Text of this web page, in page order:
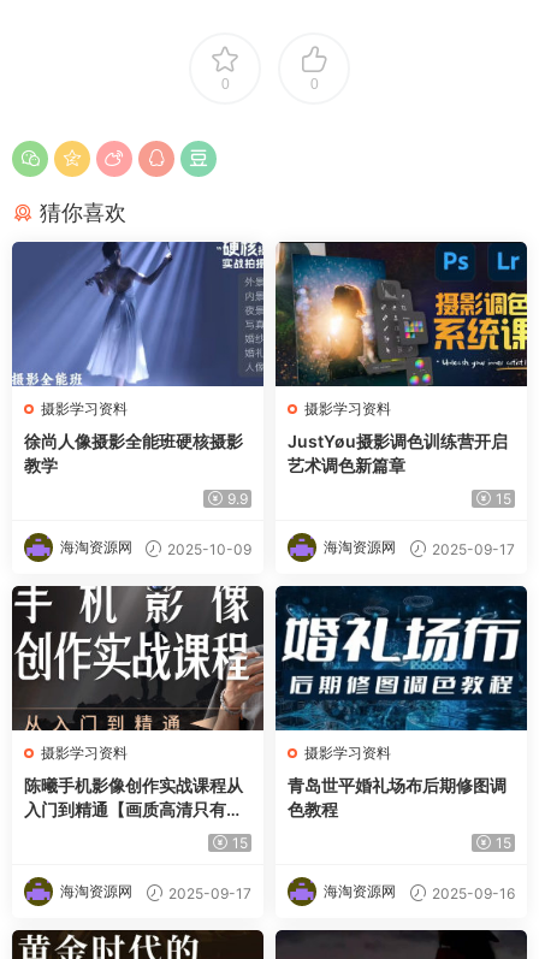
0 0
猜你喜欢
摄影学习资料
徐尚人像摄影全能班硬核摄影
教学
9.9
海淘资源网 2025-10-09
摄影学习资料
JustYøu摄影调色训练营开启
艺术调色新篇章
15
海淘资源网 2025-09-17
摄影学习资料
陈曦手机影像创作实战课程从
入门到精通【画质高清只有视
15
海淘资源网 2025-09-17
摄影学习资料
青岛世平婚礼场布后期修图调
色教程
15
海淘资源网 2025-09-16